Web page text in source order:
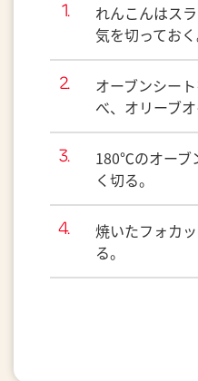
れんこんはス
気を切っておく
オーブンシー
べ、オリーブ
180℃のオーブ
く切る。
焼いたフォカ
る。